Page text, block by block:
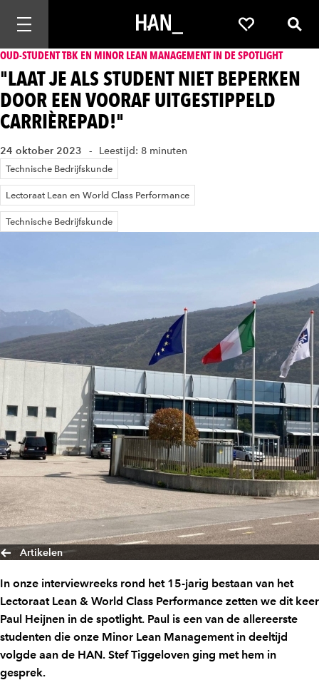
Mobiele navigatie openen Favorieten
OUD-STUDENT TBK EN MINOR LEAN MANAGEMENT IN DE SPOTLIGHT
"LAAT JE ALS STUDENT NIET BEPERKEN
DOOR EEN VOORAF UITGESTIPPELD
CARRIÈREPAD!"
24 oktober 2023 Leestijd: 8 minuten
Technische Bedrijfskunde
Lectoraat Lean en World Class Performance
Technische Bedrijfskunde
Artikelen
In onze interviewreeks rond het 15-jarig bestaan van het
Lectoraat Lean & World Class Performance zetten we dit keer
Paul Heijnen in de spotlight. Paul is een van de allereerste
studenten die onze Minor Lean Management in deeltijd
volgde aan de HAN. Stef Tiggeloven ging met hem in
gesprek.